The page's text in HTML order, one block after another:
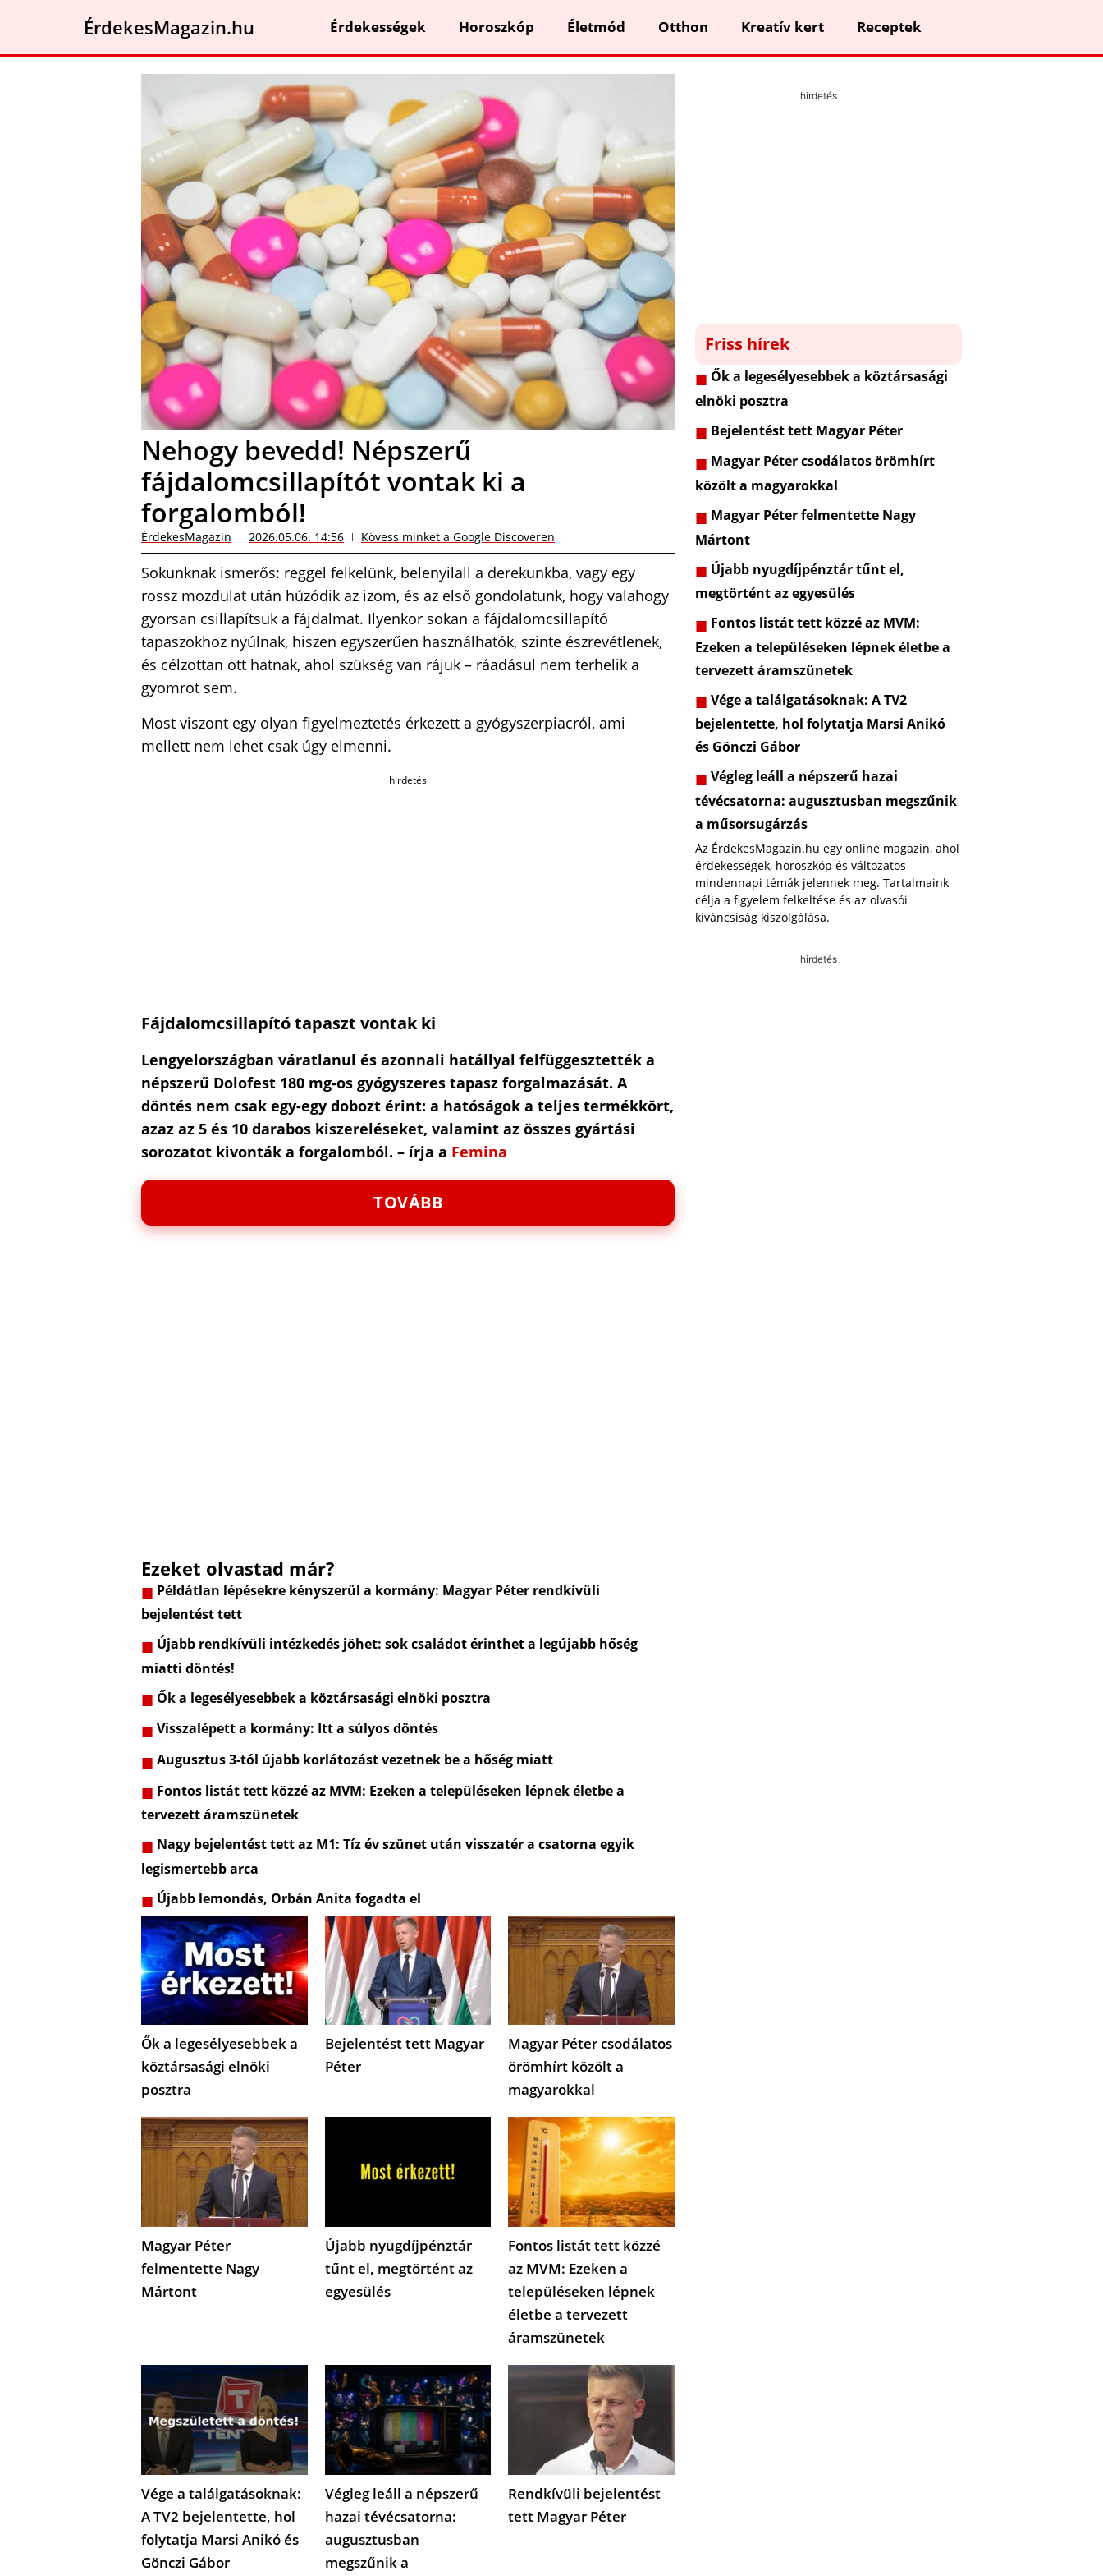
ÉrdekesMagazin.hu Érdekességek Horoszkóp Életmód Otthon Kreatív kert Receptek
Nehogy bevedd! Népszerű
fájdalomcsillapítót vontak ki a
forgalomból!
ÉrdekesMagazin 2026.05.06. 14:56 Kövess minket a Google Discoveren
Sokunknak ismerős: reggel felkelünk, belenyilall a derekunkba, vagy egy
rossz mozdulat után húzódik az izom, és az első gondolatunk, hogy valahogy
gyorsan csillapítsuk a fájdalmat. Ilyenkor sokan a fájdalomcsillapító
tapaszokhoz nyúlnak, hiszen egyszerűen használhatók, szinte észrevétlenek,
és célzottan ott hatnak, ahol szükség van rájuk – ráadásul nem terhelik a
gyomrot sem.
Most viszont egy olyan figyelmeztetés érkezett a gyógyszerpiacról, ami
mellett nem lehet csak úgy elmenni.
hirdetés
Fájdalomcsillapító tapaszt vontak ki
Lengyelországban váratlanul és azonnali hatállyal felfüggesztették a
népszerű Dolofest 180 mg-os gyógyszeres tapasz forgalmazását. A
döntés nem csak egy-egy dobozt érint: a hatóságok a teljes termékkört,
azaz az 5 és 10 darabos kiszereléseket, valamint az összes gyártási
sorozatot kivonták a forgalomból. – írja a Femina
TOVÁBB
Ezeket olvastad már?
Példátlan lépésekre kényszerül a kormány: Magyar Péter rendkívüli
bejelentést tett
Újabb rendkívüli intézkedés jöhet: sok családot érinthet a legújabb hőség
miatti döntés!
Ők a legesélyesebbek a köztársasági elnöki posztra
Visszalépett a kormány: Itt a súlyos döntés
Augusztus 3-tól újabb korlátozást vezetnek be a hőség miatt
Fontos listát tett közzé az MVM: Ezeken a településeken lépnek életbe a
tervezett áramszünetek
Nagy bejelentést tett az M1: Tíz év szünet után visszatér a csatorna egyik
legismertebb arca
Újabb lemondás, Orbán Anita fogadta el
Ők a legesélyesebbek a
köztársasági elnöki
posztra
Bejelentést tett Magyar
Péter
Magyar Péter csodálatos
örömhírt közölt a
magyarokkal
Magyar Péter
felmentette Nagy
Mártont
Újabb nyugdíjpénztár
tűnt el, megtörtént az
egyesülés
Fontos listát tett közzé
az MVM: Ezeken a
településeken lépnek
életbe a tervezett
áramszünetek
Vége a találgatásoknak:
A TV2 bejelentette, hol
folytatja Marsi Anikó és
Gönczi Gábor
Végleg leáll a népszerű
hazai tévécsatorna:
augusztusban
megszűnik a
Rendkívüli bejelentést
tett Magyar Péter
hirdetés
Friss hírek
Ők a legesélyesebbek a köztársasági
elnöki posztra
Bejelentést tett Magyar Péter
Magyar Péter csodálatos örömhírt
közölt a magyarokkal
Magyar Péter felmentette Nagy
Mártont
Újabb nyugdíjpénztár tűnt el,
megtörtént az egyesülés
Fontos listát tett közzé az MVM:
Ezeken a településeken lépnek életbe a
tervezett áramszünetek
Vége a találgatásoknak: A TV2
bejelentette, hol folytatja Marsi Anikó
és Gönczi Gábor
Végleg leáll a népszerű hazai
tévécsatorna: augusztusban megszűnik
a műsorsugárzás
Az ÉrdekesMagazin.hu egy online magazin, ahol
érdekességek, horoszkóp és változatos
mindennapi témák jelennek meg. Tartalmaink
célja a figyelem felkeltése és az olvasói
kíváncsiság kiszolgálása.
hirdetés